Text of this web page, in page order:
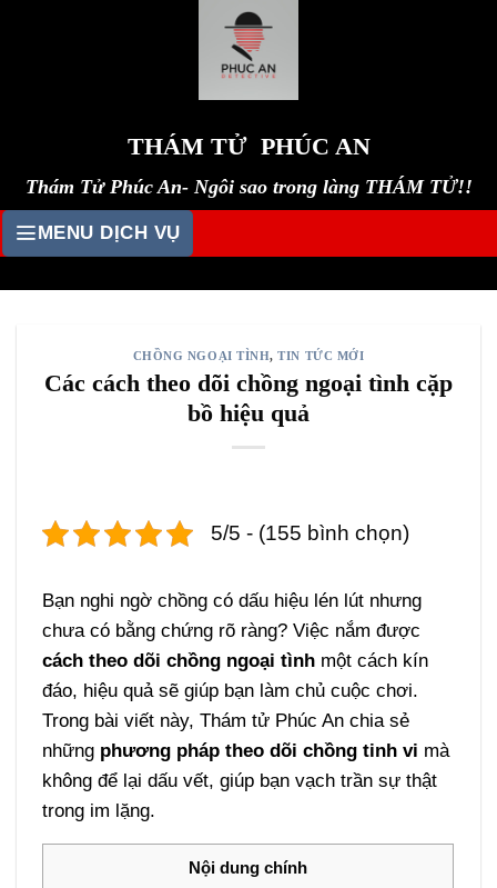
THÁM TỬ PHÚC AN
Thám Tử Phúc An- Ngôi sao trong làng THÁM TỬ!!
MENU DỊCH VỤ
CHỒNG NGOẠI TÌNH,TIN TỨC MỚI
Các cách theo dõi chồng ngoại tình cặp
bồ hiệu quả
5/5 - (155 bình chọn)
Bạn nghi ngờ chồng có dấu hiệu lén lút nhưng
chưa có bằng chứng rõ ràng? Việc nắm được
cách theo dõi chồng ngoại tình một cách kín
đáo, hiệu quả sẽ giúp bạn làm chủ cuộc chơi.
Trong bài viết này, Thám tử Phúc An chia sẻ
những phương pháp theo dõi chồng tinh vi mà
không để lại dấu vết, giúp bạn vạch trần sự thật
trong im lặng.
Nội dung chính